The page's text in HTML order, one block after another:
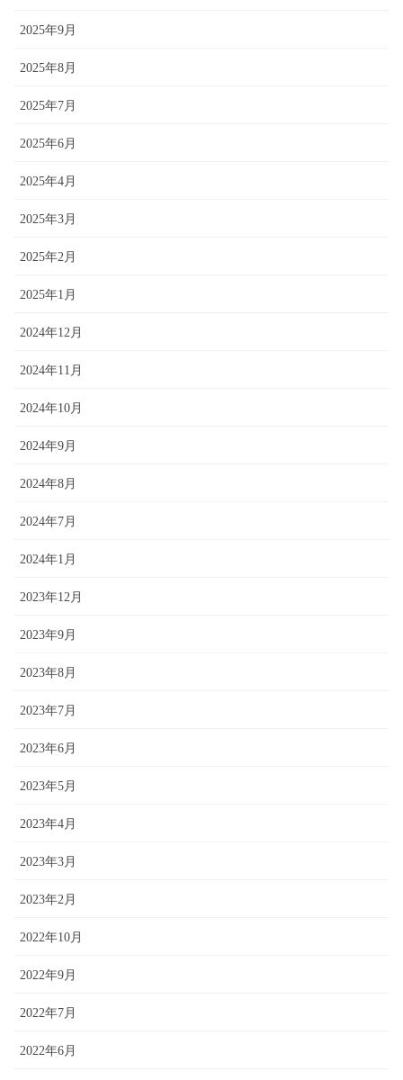
2025年9月
2025年8月
2025年7月
2025年6月
2025年4月
2025年3月
2025年2月
2025年1月
2024年12月
2024年11月
2024年10月
2024年9月
2024年8月
2024年7月
2024年1月
2023年12月
2023年9月
2023年8月
2023年7月
2023年6月
2023年5月
2023年4月
2023年3月
2023年2月
2022年10月
2022年9月
2022年7月
2022年6月